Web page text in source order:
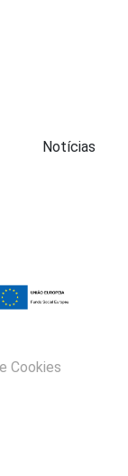
Notícias
Cookies